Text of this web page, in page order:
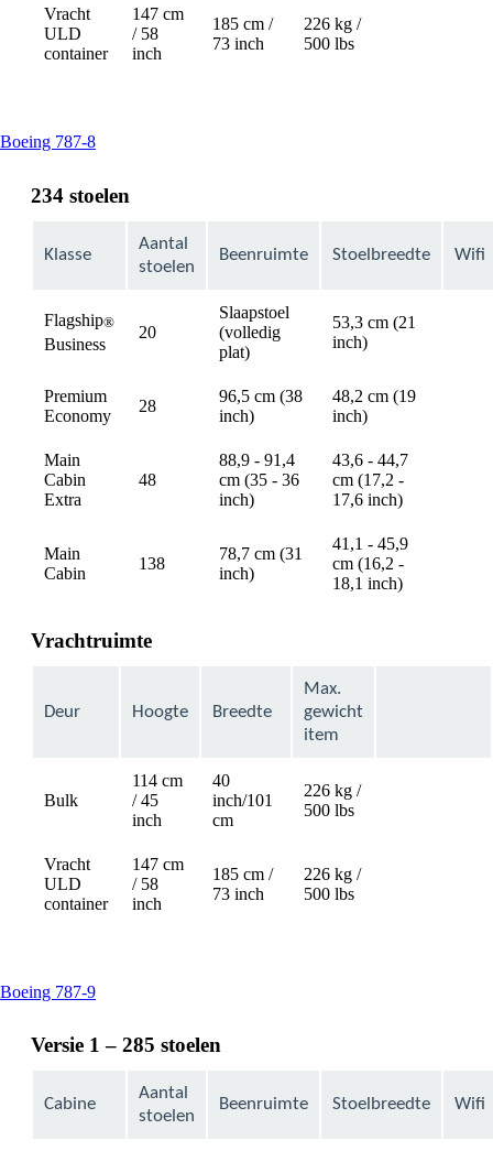
Vracht
ULD
container
147 cm
/ 58
inch
185 cm /
73 inch
226 kg /
500 lbs
Boeing 787-8This
be
234 stoelen
Klasse
Aantal
stoelen
Beenruimte Stoelbreedte Wifi
Flagship®
Business
20
Slaapstoel
(volledig
plat)
53,3 cm (21
inch)
Premium
Economy
28
96,5 cm (38
inch)
48,2 cm (19
inch)
Main
Cabin
Extra
48
88,9 - 91,4
cm (35 - 36
inch)
43,6 - 44,7
cm (17,2 -
17,6 inch)
Main
Cabin
138
78,7 cm (31
inch)
41,1 - 45,9
cm (16,2 -
18,1 inch)
Vrachtruimte
Deur Hoogte Breedte
Max.
gewicht
item
Bulk
114 cm
/ 45
inch
40
inch/101
cm
226 kg /
500 lbs
Vracht
ULD
container
147 cm
/ 58
inch
185 cm /
73 inch
226 kg /
500 lbs
Boeing 787-9This
be
Versie 1 – 285 stoelen
Cabine
Aantal
stoelen
Beenruimte Stoelbreedte Wifi